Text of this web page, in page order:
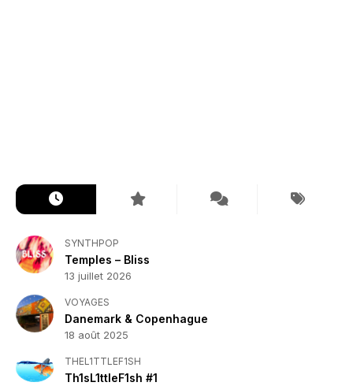
SYNTHPOP
Temples – Bliss
13 juillet 2026
VOYAGES
Danemark & Copenhague
18 août 2025
THEL1TTLEF1SH
Th1sL1ttleF1sh #1